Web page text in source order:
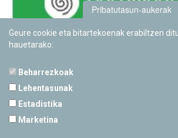
Pribatutasun-aukerak
Geure cookie eta bitartekoenak erabiltzen
hauetarako:
Beharrezkoak
Lehentasunak
Estadistika
Marketina